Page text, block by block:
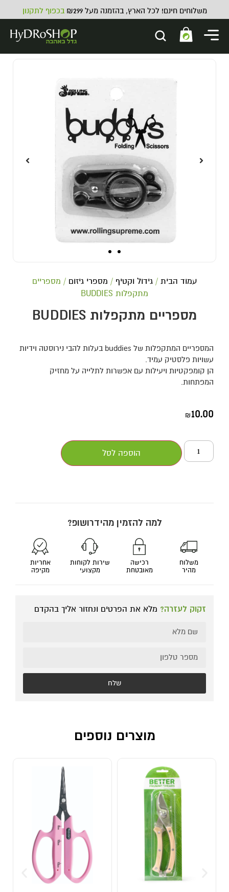
משלוחים חינם! לכל הארץ, בהזמנה מעל ₪299 בכפוף לתקנון
עמוד הבית / גידול וקטיף / מספרי גיזום / מספריים
מתקפלות BUDDIES
מספריים מתקפלות BUDDIES
המספריים המתקפלות של buddies בעלות להבי נירוסטה וידיות
עשויות פלסטיק עמיד.
הן קומפקטיות ויעילות עם אפשרות לתלייה על מחזיק
המפתחות.
₪10.00
הוספה לסל
למה להזמין מהידרושופ?
משלוח
מהיר
רכישה
מאובטחת
שירות לקוחות
מקצועי
אחריות
מקיפה
זקוק לעזרה? מלא את הפרטים ונחזור אליך בהקדם
שלח
מוצרים נוספים
תוסף מזרז אכלוס מ"ל MZ 400 -
MZ+
₪ 109.00